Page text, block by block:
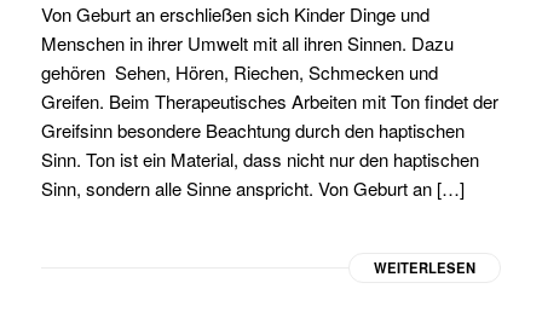
Von Geburt an erschließen sich Kinder Dinge und
Menschen in ihrer Umwelt mit all ihren Sinnen. Dazu
gehören Sehen, Hören, Riechen, Schmecken und
Greifen. Beim Therapeutisches Arbeiten mit Ton findet der
Greifsinn besondere Beachtung durch den haptischen
Sinn. Ton ist ein Material, dass nicht nur den haptischen
Sinn, sondern alle Sinne anspricht. Von Geburt an […]
WEITERLESEN